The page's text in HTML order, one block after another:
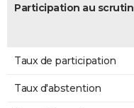
Participation au scrutin
Taux de participation
Taux d'abstention